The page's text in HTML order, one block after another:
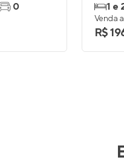
0
1 e
Venda
R$